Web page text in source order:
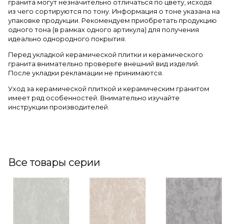
гранита могут незначительно отличаться по цвету, исходя
из чего сортируются по тону. Информация о тоне указана на
упаковке продукции. Рекомендуем приобретать продукцию
одного тона (в рамках одного артикула) для получения
идеально однородного покрытия.
Перед укладкой керамической плитки и керамического
гранита внимательно проверьте внешний вид изделий.
После укладки рекламации не принимаются.
Уход за керамической плиткой и керамическим гранитом
имеет ряд особенностей. Внимательно изучайте
инструкции производителей.
Все товары серии